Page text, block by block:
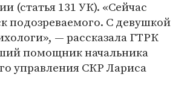
(статья 131 УК). «Сейчас
подозреваемого. С девушкой
— рассказала ГТРК
помощник начальника
управления СКР Лариса